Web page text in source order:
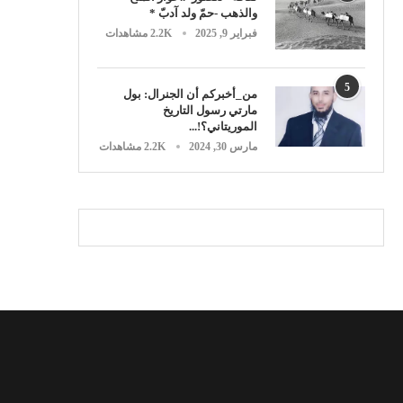
والذهب -حمّ ولد آدبّ *
فبراير 9, 2025 2.2K مشاهدات
5
من_أخبركم أن الجنرال: بول
مارتي رسول التاريخ
الموريتاني؟!...
مارس 30, 2024 2.2K مشاهدات